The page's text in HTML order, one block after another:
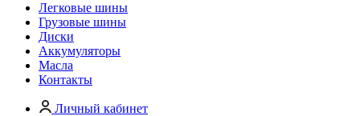
Легковые шины
Грузовые шины
Диски
Аккумуляторы
Масла
Контакты
Личный кабинет